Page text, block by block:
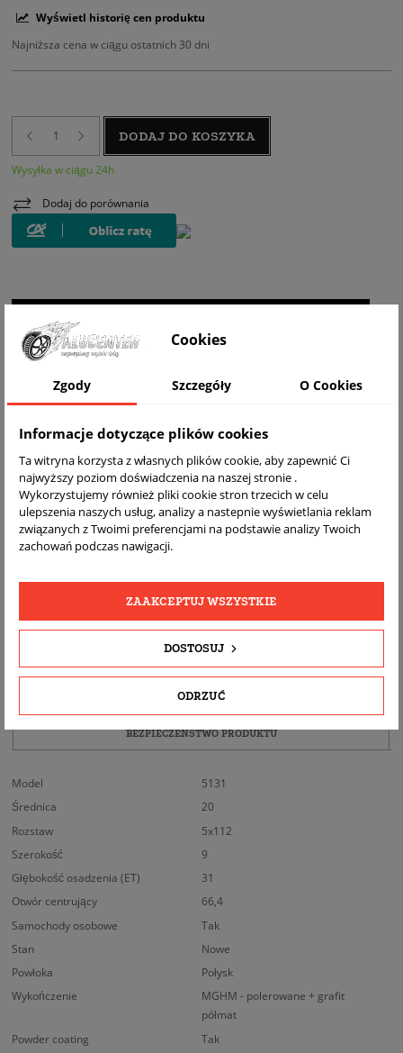
Wyświetl historię cen produktu
Najniższa cena w ciągu ostatnich 30 dni
DODAJ DO KOSZYKA
Wysyłka w ciągu 24h
Dodaj do porównania
DARMOWA
WYSYŁKA
BEZPŁATNY
REALNE
SZCZEGÓŁY PRODUKTU
OPIS
DOPASOWANIE
BEZPIECZEŃSTWO PRODUKTU
Model
5131
Średnica
20
Rozstaw
5x112
Szerokość
9
Głębokość osadzenia (ET)
31
Otwór centrujący
66,4
Samochody osobowe
Tak
Stan
Nowe
Powłoka
Połysk
Wykończenie
MGHM - polerowane + grafit
półmat
Powder coating
Tak
Cookies
Zgody Szczegóły O Cookies
Informacje dotyczące plików cookies
Ta witryna korzysta z własnych plików cookie, aby zapewnić Ci
najwyższy poziom doświadczenia na naszej stronie .
Wykorzystujemy również pliki cookie stron trzecich w celu
ulepszenia naszych usług, analizy a nastepnie wyświetlania reklam
związanych z Twoimi preferencjami na podstawie analizy Twoich
zachowań podczas nawigacji.
ODRZUĆ
DOSTOSUJ
ZAAKCEPTUJ WSZYSTKIE